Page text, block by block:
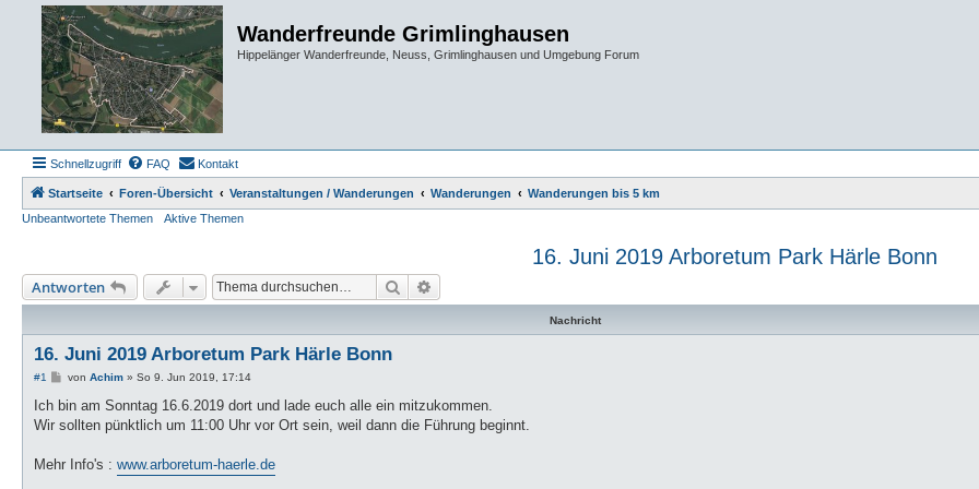
Wanderfreunde Grimlinghausen
Hippelänger Wanderfreunde, Neuss, Grimlinghausen und Umgebung Forum
Schnellzugriff FAQ Kontakt
Startseite Foren-Übersicht Veranstaltungen / Wanderungen Wanderungen
Wanderungen bis 5 km
Unbeantwortete Themen
Aktive Themen
16. Juni 2019 Arboretum Park Härle Bonn
Antworten Suche
Nachricht
16. Juni 2019 Arboretum Park Härle Bonn
#1
B
i
r
von Achim» So 9. Jun 2019, 17:14
Ich bin am Sonntag 16.6.2019 dort und lade euch alle ein mitzukommen.
Wir sollten pünktlich um 11:00 Uhr vor Ort sein, weil dann die Führung beginnt.
Mehr Info's : www.arboretum-haerle.de